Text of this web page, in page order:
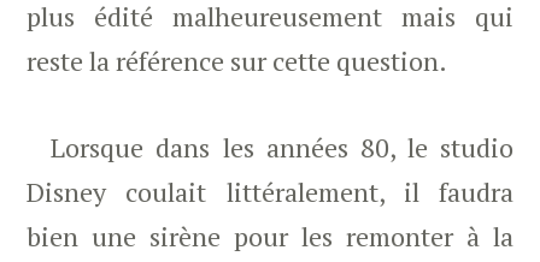
plus édité malheureusement mais qui
reste la référence sur cette question.
Lorsque dans les années 80, le studio
Disney coulait littéralement, il faudra
bien une sirène pour les remonter à la